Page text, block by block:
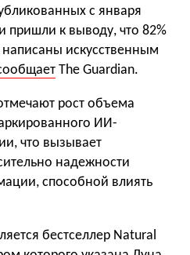
с января
пришли к выводу, что 82%
искусственным
The Guardian.
рост объема
ИИ-
что вызывает
надежности
способной влиять
бестселлер Natural